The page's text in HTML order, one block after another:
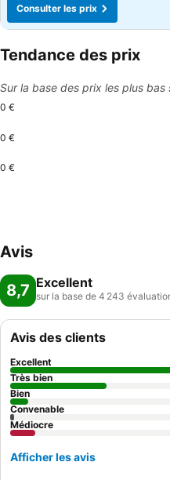
Consulter les prix
Tendance des prix
Sur la base des prix les plus
0 €
0 €
0 €
Avis
8,7 Excellent
sur la base de 4 243
Avis des clients
Excellent
Très bien
Bien
Convenable
Médiocre
Afficher les avis